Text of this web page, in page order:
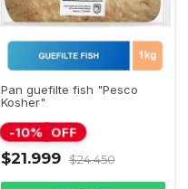
Pan guefilte fish "Pesco
Kosher"
-10% OFF
$21.999 $24.450